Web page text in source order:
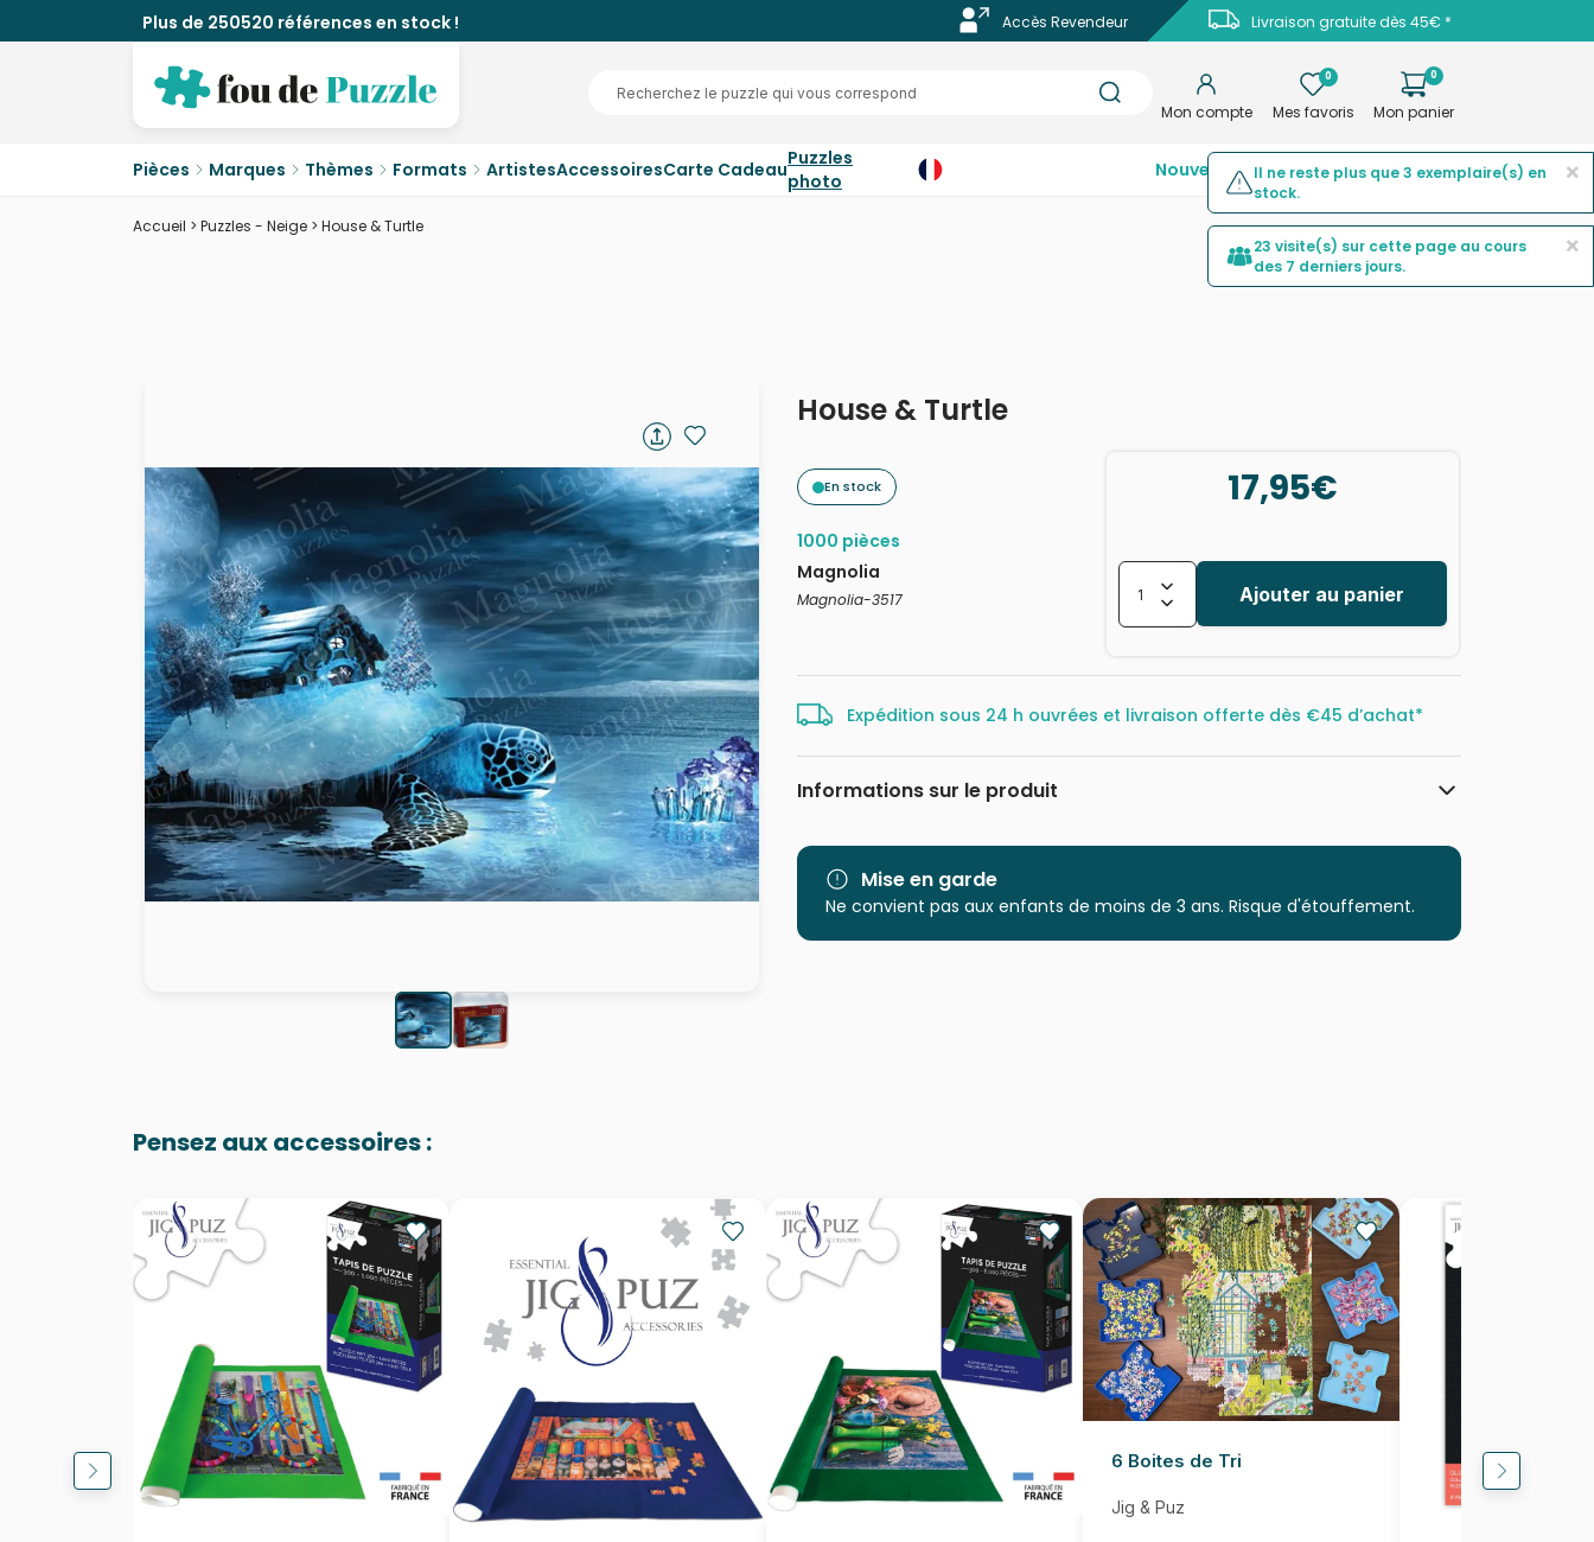
Plus de 250520 références en stock ! Livraison gratuite dès 45€ *
Accès Revendeur
Mon compte
0
Mes favoris
0
Mon panier
Pièces Marques Thèmes Formats ArtistesAccessoiresCarte CadeauPuzzles
photo
NouveautésTop ventesPromotions
Accueil > Puzzles - Neige > House & Turtle
House & Turtle
En stock
1000 pièces
Magnolia
Magnolia-3517
17,95€
Ajouter au panier
Expédition sous 24 h ouvrées et livraison offerte dès €45 d’achat*
Informations sur le produit
Catégorie
Age
Puzzle pour Adultes (500 à 48.000
pièces)
Mise en garde
Ne convient pas aux enfants de moins de 3 ans. Risque d'étouffement.
Pensez aux accessoires :
6 Boites de Tri
Jig & Puz
×
Il ne reste plus que 3 exemplaire(s) en
stock.
×
23 visite(s) sur cette page au cours
des 7 derniers jours.